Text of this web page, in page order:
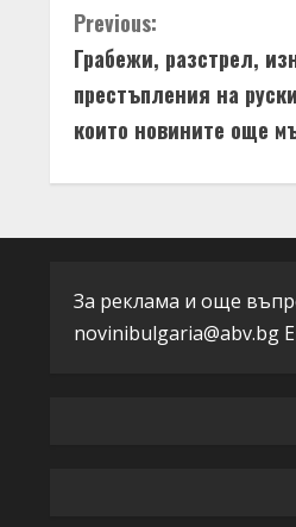
C
o
n
t
i
u
Previous:
Грабежи, разстрел,
престъпления на
които новините още
За реклама и още
novinibulgaria@abv.bg